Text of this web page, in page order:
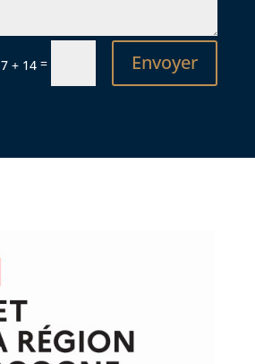
7 + 14= Envoyer